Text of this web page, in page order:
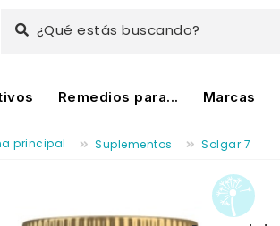
¿Qué estás buscando?
Remedios para... Marcas
principal Suplementos Solgar 7